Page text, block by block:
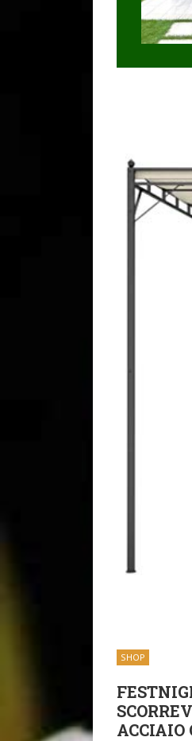
SHOP
ACCIAIO